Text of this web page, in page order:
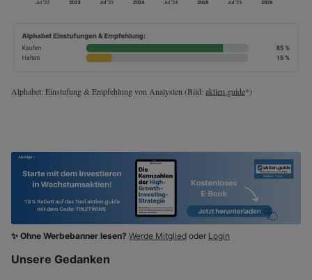
Alphabet: Einstufung & Empfehlung von Analysten (Bild: aktien.guide*)
✨ Ohne Werbebanner lesen? Werde Mitglied oder Login
Unsere Gedanken